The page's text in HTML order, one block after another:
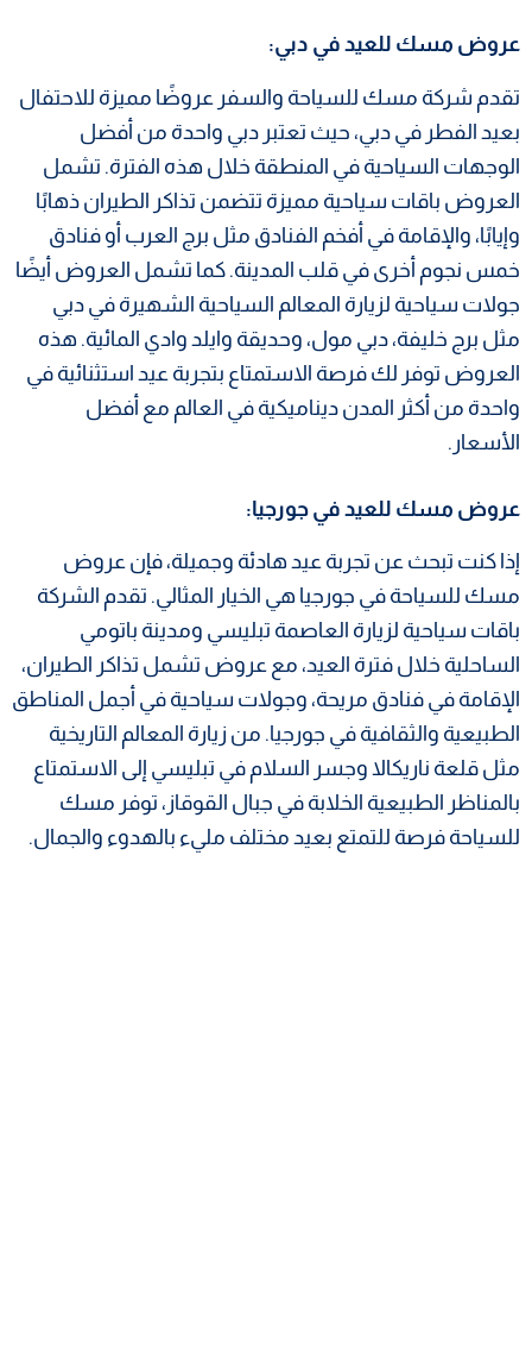
عروض مسك للعيد في دبي:
تقدم شركة مسك للسياحة والسفر عروضًا مميزة للاحتفال
بعيد الفطر في دبي، حيث تعتبر دبي واحدة من أفضل
الوجهات السياحية في المنطقة خلال هذه الفترة. تشمل
العروض باقات سياحية مميزة تتضمن تذاكر الطيران ذهابًا
وإيابًا، والإقامة في أفخم الفنادق مثل برج العرب أو فنادق
خمس نجوم أخرى في قلب المدينة. كما تشمل العروض أيضًا
جولات سياحية لزيارة المعالم السياحية الشهيرة في دبي
مثل برج خليفة، دبي مول، وحديقة وايلد وادي المائية. هذه
العروض توفر لك فرصة الاستمتاع بتجربة عيد استثنائية في
واحدة من أكثر المدن ديناميكية في العالم مع أفضل
الأسعار.
عروض مسك للعيد في جورجيا:
إذا كنت تبحث عن تجربة عيد هادئة وجميلة، فإن عروض
مسك للسياحة في جورجيا هي الخيار المثالي. تقدم الشركة
باقات سياحية لزيارة العاصمة تبليسي ومدينة باتومي
الساحلية خلال فترة العيد، مع عروض تشمل تذاكر الطيران،
الإقامة في فنادق مريحة، وجولات سياحية في أجمل المناطق
الطبيعية والثقافية في جورجيا. من زيارة المعالم التاريخية
مثل قلعة ناريكالا وجسر السلام في تبليسي إلى الاستمتاع
بالمناظر الطبيعية الخلابة في جبال القوقاز، توفر مسك
للسياحة فرصة للتمتع بعيد مختلف مليء بالهدوء والجمال.